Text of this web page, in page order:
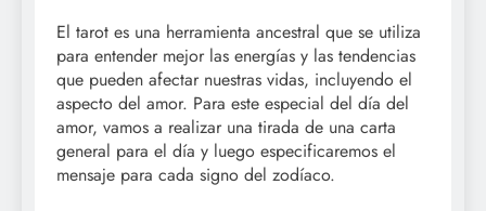
El tarot es una herramienta ancestral que se utiliza
para entender mejor las energías y las tendencias
que pueden afectar nuestras vidas, incluyendo el
aspecto del amor. Para este especial del día del
amor, vamos a realizar una tirada de una carta
general para el día y luego especificaremos el
mensaje para cada signo del zodíaco.